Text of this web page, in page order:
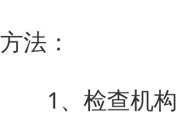
方法：
1、检查机构